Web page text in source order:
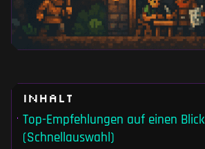
Inhalt
Top-Empfehlungen auf einen Blick
(Schnellauswahl)